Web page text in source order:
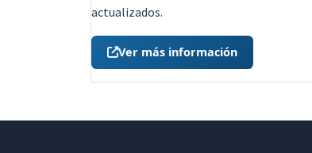
actualizados.
Ver más información